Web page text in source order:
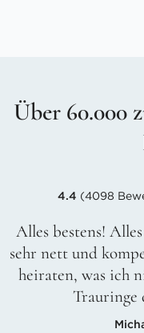
Über 60.000
4.4 (4098
Alles bestens!
sehr nett und
heiraten, was ich
Trauringe